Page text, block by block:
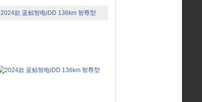
2024款 蓝鲸智电iDD 136km 智尊型